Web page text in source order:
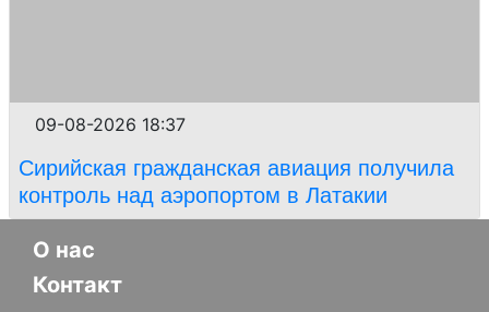
09-08-2026 18:37
Сирийская гражданская авиация получила
контроль над аэропортом в Латакии
О нас
Контакт